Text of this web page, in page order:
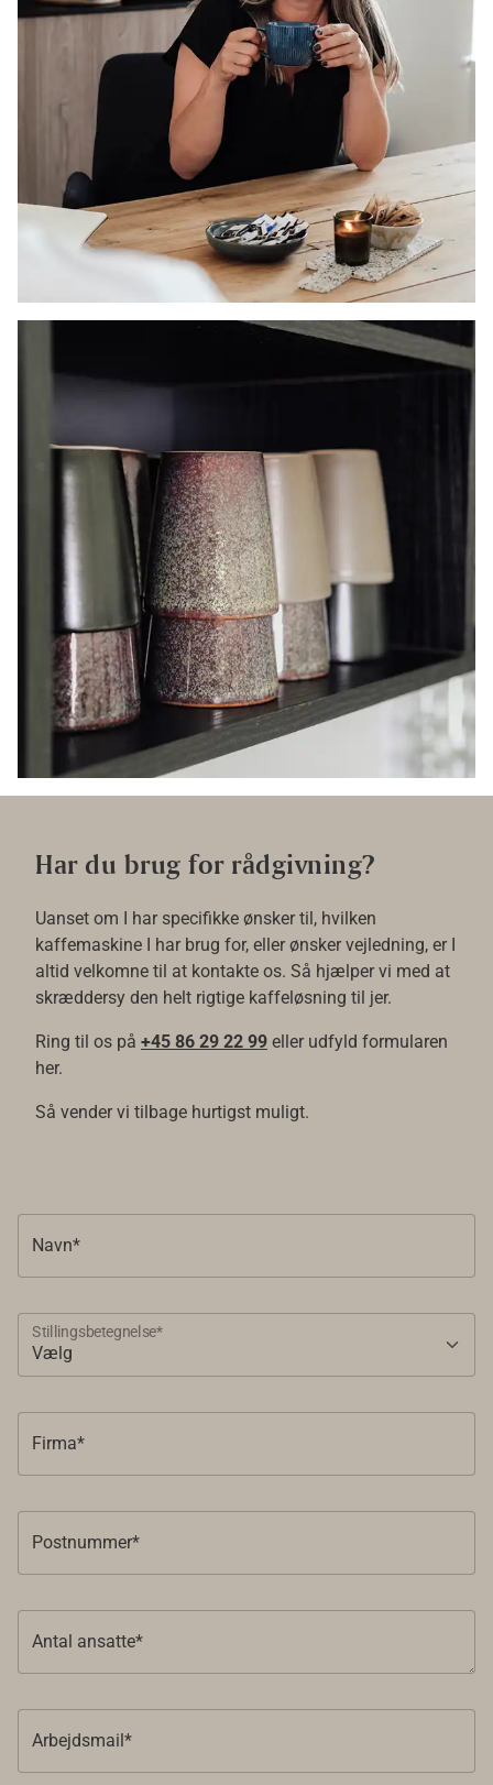
Har du brug for rådgivning?
Uanset om I har specifikke ønsker til, hvilken
kaffemaskine I har brug for, eller ønsker vejledning, er I
altid velkomne til at kontakte os. Så hjælper vi med at
skræddersy den helt rigtige kaffeløsning til jer.
Ring til os på +45 86 29 22 99 eller udfyld formularen
her.
Så vender vi tilbage hurtigst muligt.
Navn*
Stillingsbetegnelse*
Firma*
Postnummer*
Antal ansatte*
Arbejdsmail*